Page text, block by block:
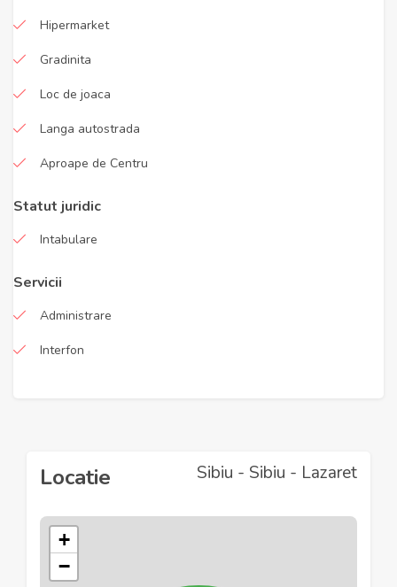
Hipermarket
Gradinita
Loc de joaca
Langa autostrada
Aproape de Centru
Statut juridic
Intabulare
Servicii
Administrare
Interfon
Locatie Sibiu - Sibiu - Lazaret
+
−